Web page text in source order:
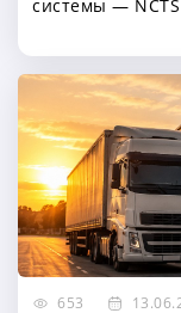
системы —
транзитных
государствами
653